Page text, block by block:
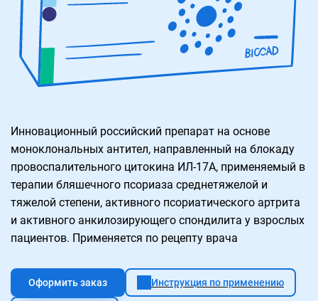
Инновационный российский препарат на основе
моноклональных антител, направленный на блокаду
провоспалительного цитокина ИЛ-17А, применяемый в
терапии бляшечного псориаза среднетяжелой и
тяжелой степени, активного псориатического артрита
и активного анкилозирующего спондилита у взрослых
пациентов. Применяется по рецепту врача
Оформить заказ Инструкция по применению